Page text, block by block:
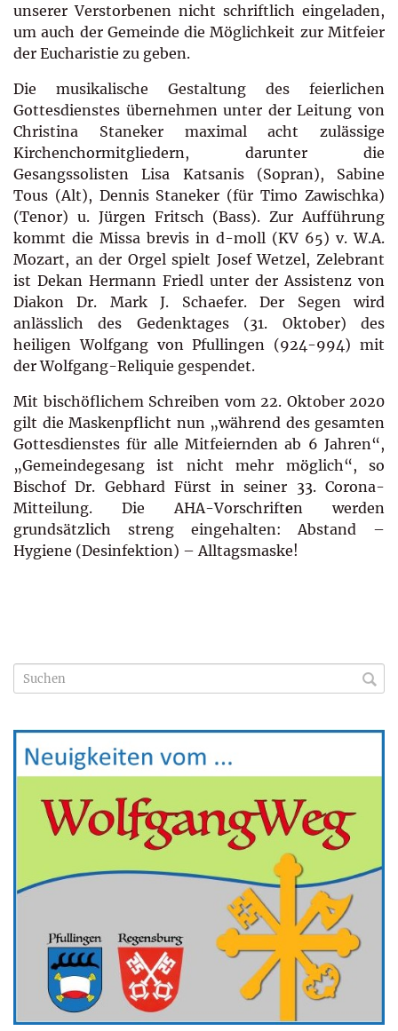
unserer Verstorbenen nicht schriftlich eingeladen,
um auch der Gemeinde die Möglichkeit zur Mitfeier
der Eucharistie zu geben.
Die musikalische Gestaltung des feierlichen
Gottesdienstes übernehmen unter der Leitung von
Christina Staneker maximal acht zulässige
Kirchenchormitgliedern, darunter die
Gesangssolisten Lisa Katsanis (Sopran), Sabine
Tous (Alt), Dennis Staneker (für Timo Zawischka)
(Tenor) u. Jürgen Fritsch (Bass). Zur Aufführung
kommt die Missa brevis in d-moll (KV 65) v. W.A.
Mozart, an der Orgel spielt Josef Wetzel, Zelebrant
ist Dekan Hermann Friedl unter der Assistenz von
Diakon Dr. Mark J. Schaefer. Der Segen wird
anlässlich des Gedenktages (31. Oktober) des
heiligen Wolfgang von Pfullingen (924-994) mit
der Wolfgang-Reliquie gespendet.
Mit bischöflichem Schreiben vom 22. Oktober 2020
gilt die Maskenpflicht nun „während des gesamten
Gottesdienstes für alle Mitfeiernden ab 6 Jahren“,
„Gemeindegesang ist nicht mehr möglich“, so
Bischof Dr. Gebhard Fürst in seiner 33. Corona-
Mitteilung. Die AHA-Vorschriften werden
grundsätzlich streng eingehalten: Abstand –
Hygiene (Desinfektion) – Alltagsmaske!